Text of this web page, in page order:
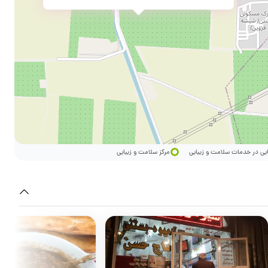
در خدمات سلامت و زیبایی مرکز سلامت و زیبایی